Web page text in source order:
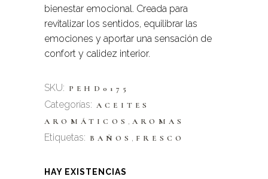
bienestar emocional. Creada para
revitalizar los sentidos, equilibrar las
emociones y aportar una sensación de
confort y calidez interior.
SKU: PEHD0175
Categorías: ACEITES
AROMÁTICOS , AROMAS
Etiquetas: BAÑOS , FRESCO
HAY EXISTENCIAS